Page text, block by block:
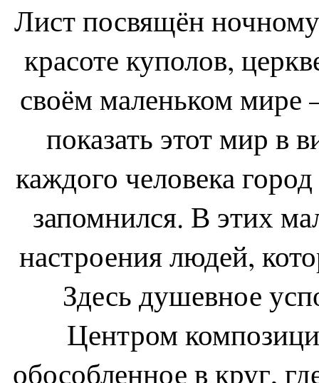
Лист посвящён
красоте куполов,
своём маленьком мире
показать этот мир в
каждого человека
запомнился. В этих
настроения людей,
Здесь душевное
Центром
обособленное в круг,